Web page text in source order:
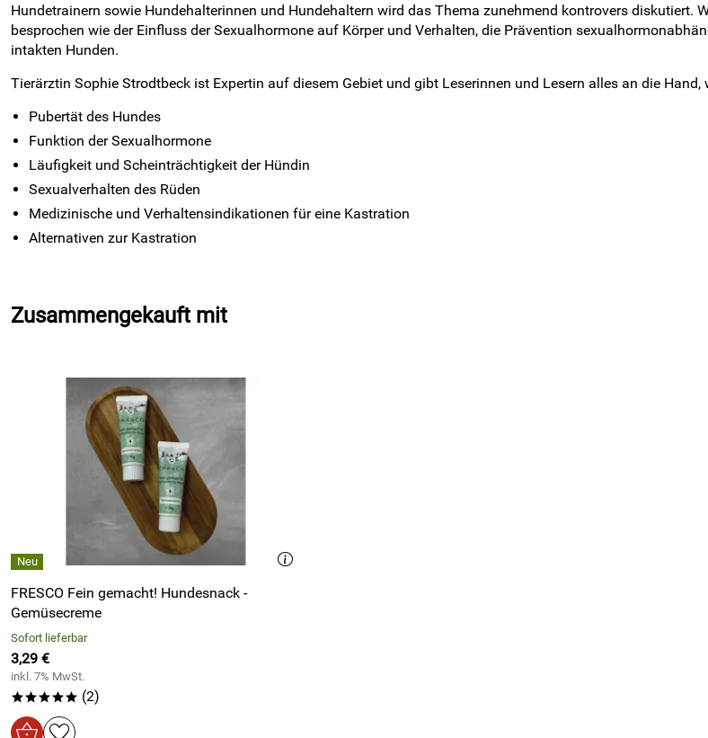
Hundetrainern sowie Hundehalterinnen und Hundehaltern wird das Thema zunehmend kontrovers diskutiert.
besprochen wie der Einfluss der Sexualhormone auf Körper und Verhalten, die Prävention
intakten Hunden.
Tierärztin Sophie Strodtbeck ist Expertin auf diesem Gebiet und gibt Leserinnen und Lesern alles an die
Pubertät des Hundes
Funktion der Sexualhormone
Läufigkeit und Scheinträchtigkeit der Hündin
Sexualverhalten des Rüden
Medizinische und Verhaltensindikationen für eine Kastration
Alternativen zur Kastration
Zusammengekauft mit
FRESCO Fein gemacht! Hundesnack -
Gemüsecreme
Sofort lieferbar
3,29 €
inkl. 7% MwSt.
***** (2)